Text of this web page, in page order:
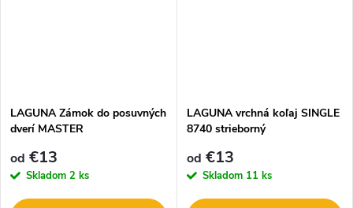
LAGUNA Zámok do posuvných
dverí MASTER
od €13
Skladom 2 ks
LAGUNA vrchná koľaj SINGLE
8740 strieborný
od €13
Skladom 11 ks